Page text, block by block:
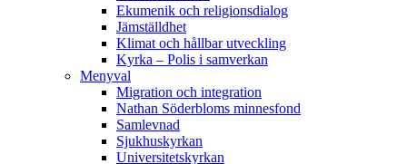
Ekumenik och religionsdialog
Jämställdhet
Klimat och hållbar utveckling
Kyrka – Polis i samverkan
Menyval
Migration och integration
Nathan Söderbloms minnesfond
Samlevnad
Sjukhuskyrkan
Universitetskyrkan